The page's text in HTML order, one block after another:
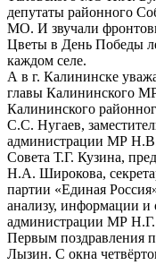
депутаты районного
МО. И звучали
Цветы в День Победы
каждом селе.
А в г. Калининске
главы Калининского
Калининского
С.С. Нугаев,
администрации МР Н.В.
Совета Т.Г. Кузина,
Н.А. Широкова,
партии «Единая
анализу, информации
администрации МР Н.Г.
Первым поздравления
Лызин. С окна